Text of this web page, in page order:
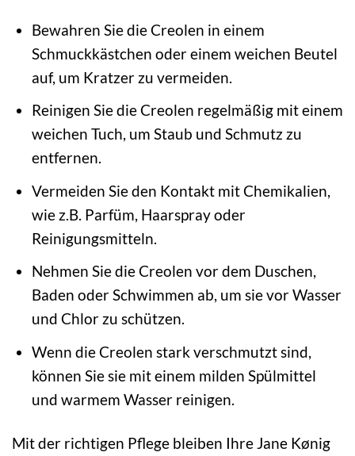
Bewahren Sie die Creolen in einem
Schmuckkästchen oder einem weichen Beutel
auf, um Kratzer zu vermeiden.
Reinigen Sie die Creolen regelmäßig mit einem
weichen Tuch, um Staub und Schmutz zu
entfernen.
Vermeiden Sie den Kontakt mit Chemikalien,
wie z.B. Parfüm, Haarspray oder
Reinigungsmitteln.
Nehmen Sie die Creolen vor dem Duschen,
Baden oder Schwimmen ab, um sie vor Wasser
und Chlor zu schützen.
Wenn die Creolen stark verschmutzt sind,
können Sie sie mit einem milden Spülmittel
und warmem Wasser reinigen.
Mit der richtigen Pflege bleiben Ihre Jane Kønig